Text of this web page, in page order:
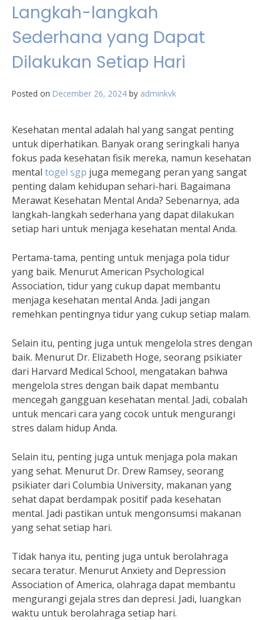
Langkah-langkah
Sederhana yang Dapat
Dilakukan Setiap Hari
Posted on December 26, 2024 by adminkvk
Kesehatan mental adalah hal yang sangat penting
untuk diperhatikan. Banyak orang seringkali hanya
fokus pada kesehatan fisik mereka, namun kesehatan
mental togel sgp juga memegang peran yang sangat
penting dalam kehidupan sehari-hari. Bagaimana
Merawat Kesehatan Mental Anda? Sebenarnya, ada
langkah-langkah sederhana yang dapat dilakukan
setiap hari untuk menjaga kesehatan mental Anda.
Pertama-tama, penting untuk menjaga pola tidur
yang baik. Menurut American Psychological
Association, tidur yang cukup dapat membantu
menjaga kesehatan mental Anda. Jadi jangan
remehkan pentingnya tidur yang cukup setiap malam.
Selain itu, penting juga untuk mengelola stres dengan
baik. Menurut Dr. Elizabeth Hoge, seorang psikiater
dari Harvard Medical School, mengatakan bahwa
mengelola stres dengan baik dapat membantu
mencegah gangguan kesehatan mental. Jadi, cobalah
untuk mencari cara yang cocok untuk mengurangi
stres dalam hidup Anda.
Selain itu, penting juga untuk menjaga pola makan
yang sehat. Menurut Dr. Drew Ramsey, seorang
psikiater dari Columbia University, makanan yang
sehat dapat berdampak positif pada kesehatan
mental. Jadi pastikan untuk mengonsumsi makanan
yang sehat setiap hari.
Tidak hanya itu, penting juga untuk berolahraga
secara teratur. Menurut Anxiety and Depression
Association of America, olahraga dapat membantu
mengurangi gejala stres dan depresi. Jadi, luangkan
waktu untuk berolahraga setiap hari.